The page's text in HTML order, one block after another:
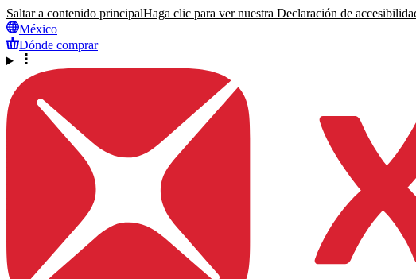
Saltar a contenido principalHaga clic para ver nuestra Declaración de
México
Dónde comprar